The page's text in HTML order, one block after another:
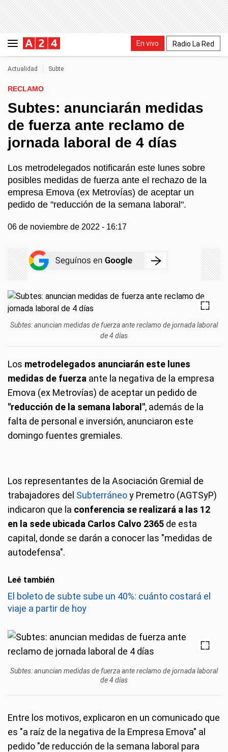
En vivo Radio La Red
Actualidad Subte
RECLAMO
Subtes: anunciarán medidas
de fuerza ante reclamo de
jornada laboral de 4 días
Los metrodelegados notificarán este lunes sobre
posibles medidas de fuerza ante el rechazo de la
empresa Emova (ex Metrovías) de aceptar un
pedido de "reducción de la semana laboral".
06 de noviembre de 2022 - 16:17
Subtes: anuncian medidas de fuerza ante reclamo de jornada laboral
de 4 días
Los metrodelegados anunciarán este lunes
medidas de fuerza ante la negativa de la empresa
Emova (ex Metrovías) de aceptar un pedido de
"reducción de la semana laboral", además de la
falta de personal e inversión, anunciaron este
domingo fuentes gremiales.
Los representantes de la Asociación Gremial de
trabajadores del Subterráneoy Premetro (AGTSyP)
indicaron que la conferencia se realizará a las 12
en la sede ubicada Carlos Calvo 2365 de esta
capital, donde se darán a conocer las "medidas de
autodefensa".
Leé también
El boleto de subte sube un 40%: cuánto costará el
viaje a partir de hoy
Subtes: anuncian medidas de fuerza ante reclamo de jornada laboral
de 4 días
Entre los motivos, explicaron en un comunicado que
es "a raíz de la negativa de la Empresa Emova" al
pedido "de reducción de la semana laboral para